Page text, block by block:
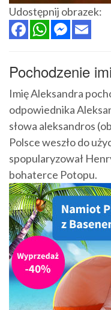
Udostępnij obrazek:
Pochodzenie
Imię Aleksandra
odpowiednika
słowa aleksandros
Polsce weszło do
spopularyzował
bohaterce Potopu.